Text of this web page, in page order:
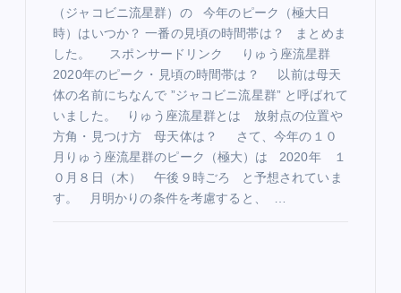
（ジャコビニ流星群）の 今年のピーク（極大日
時）はいつか？ 一番の見頃の時間帯は？ まとめま
した。 スポンサードリンク りゅう座流星群
2020年のピーク・見頃の時間帯は？ 以前は母天
体の名前にちなんで ”ジャコビニ流星群” と呼ばれて
いました。 りゅう座流星群とは 放射点の位置や
方角・見つけ方 母天体は？ さて、今年の１０
月りゅう座流星群のピーク（極大）は 2020年 １
０月８日（木） 午後９時ごろ と予想されていま
す。 月明かりの条件を考慮すると、 …